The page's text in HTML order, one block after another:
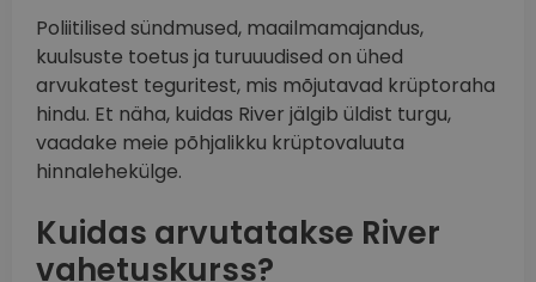
Poliitilised sündmused, maailmamajandus,
kuulsuste toetus ja turuuudised on ühed
arvukatest teguritest, mis mõjutavad krüptoraha
hindu. Et näha, kuidas River jälgib üldist turgu,
vaadake meie põhjalikku krüptovaluuta
hinnalehekülge.
Kuidas arvutatakse River
vahetuskurss?